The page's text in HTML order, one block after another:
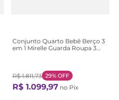
Conjunto Quarto Bebê Berço 3
em 1 Mirelle Guarda Roupa 3
R$ 1.811,73 29% OFF
R$ 1.099,97 no Pix